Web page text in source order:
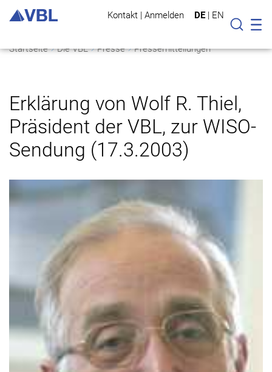
Kontakt | Anmelden DE | EN
Suche
Startseite Die VBL Presse Pressemitteilungen
Erklärung von Wolf R. Thiel,
Präsident der VBL, zur WISO-
Sendung (17.3.2003)